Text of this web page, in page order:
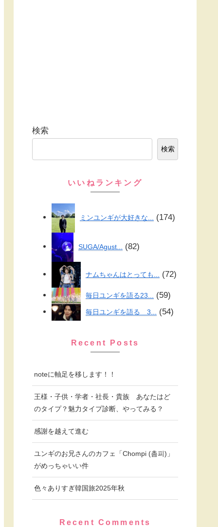
検索
検索
いいねランキング
ミンユンギが大好きな... 174
SUGA/Agust... 82
ナムちゃんはとっても... 72
毎日ユンギを語る23... 59
毎日ユンギを語る 3... 54
Recent Posts
noteに軸足を移します！！
王様・子供・学者・社長・貴族 あなたはど
のタイプ？魅力タイプ診断、やってみる？
感謝を越えて進む
ユンギのお兄さんのカフェ「Chompi (촘피)」
がめっちゃいい件
色々ありすぎ韓国旅2025年秋
Recent Comments